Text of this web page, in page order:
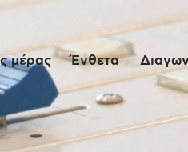
μέρας Ένθετα
της